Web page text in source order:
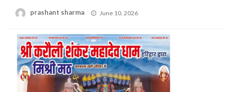
prashant sharma
Posted
June 10, 2026